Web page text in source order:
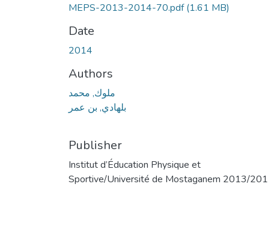
MEPS-2013-2014-70.pdf(1.61 MB)
Date
2014
Authors
ملوك, محمد
بلهادي, بن عمر
Publisher
Institut d’Éducation Physique et
Sportive/Université de Mostaganem 2013/